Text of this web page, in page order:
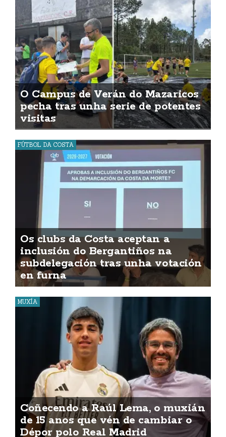
O Campus de Verán do Mazaricos
pecha tras unha serie de potentes
visitas
FÚTBOL DA COSTA
Os clubs da Costa aceptan a
inclusión do Bergantiños na
subdelegación tras unha votación
en furna
MUXÍA
Coñecendo a Raúl Lema, o muxián
de 15 anos que vén de cambiar o
Dépor polo Real Madrid